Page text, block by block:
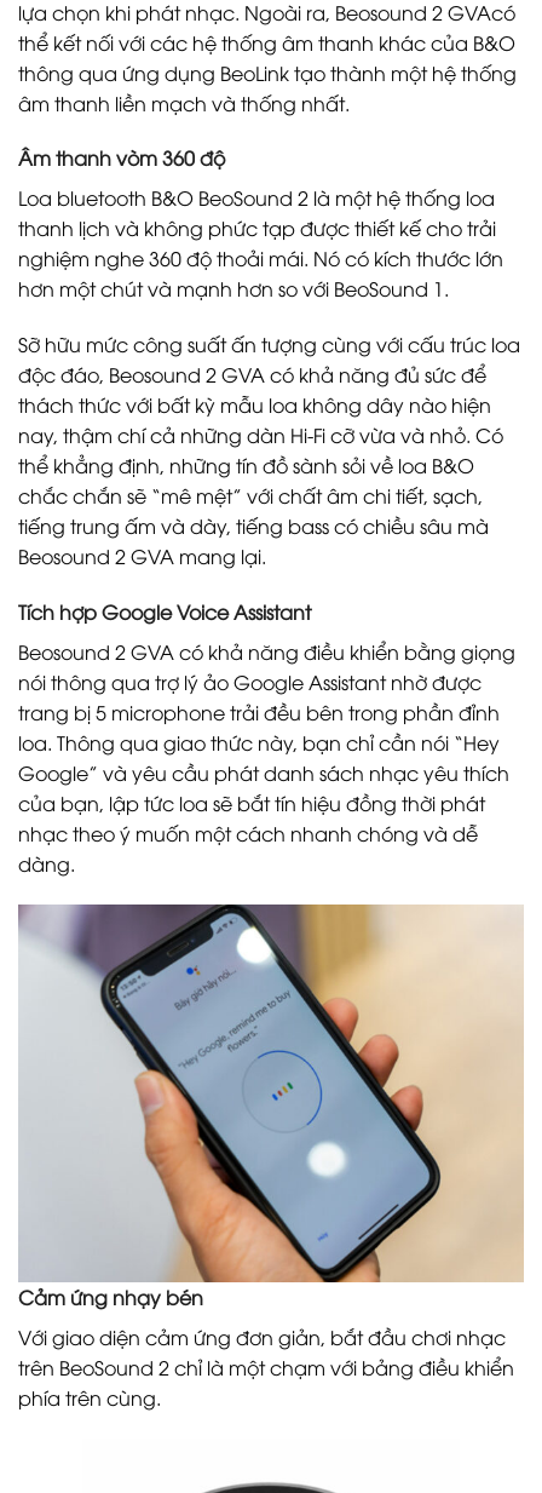
lựa chọn khi phát nhạc. Ngoài ra, Beosound 2 GVAcó
thể kết nối với các hệ thống âm thanh khác của B&O
thông qua ứng dụng BeoLink tạo thành một hệ thống
âm thanh liền mạch và thống nhất.
Âm thanh vòm 360 độ
Loa bluetooth B&O BeoSound 2 là một hệ thống loa
thanh lịch và không phức tạp được thiết kế cho trải
nghiệm nghe 360 ​​độ thoải mái. Nó có kích thước lớn
hơn một chút và mạnh hơn so với BeoSound 1.
Sỡ hữu mức công suất ấn tượng cùng với cấu trúc loa
độc đáo, Beosound 2 GVA có khả năng đủ sức để
thách thức với bất kỳ mẫu loa không dây nào hiện
nay, thậm chí cả những dàn Hi-Fi cỡ vừa và nhỏ. Có
thể khẳng định, những tín đồ sành sỏi về loa B&O
chắc chắn sẽ “mê mệt” với chất âm chi tiết, sạch,
tiếng trung ấm và dày, tiếng bass có chiều sâu mà
Beosound 2 GVA mang lại.
Tích hợp Google Voice Assistant
Beosound 2 GVA có khả năng điều khiển bằng giọng
nói thông qua trợ lý ảo Google Assistant nhờ được
trang bị 5 microphone trải đều bên trong phần đỉnh
loa. Thông qua giao thức này, bạn chỉ cần nói “Hey
Google” và yêu cầu phát danh sách nhạc yêu thích
của bạn, lập tức loa sẽ bắt tín hiệu đồng thời phát
nhạc theo ý muốn một cách nhanh chóng và dễ
dàng.
Cảm ứng nhạy bén
Với giao diện cảm ứng đơn giản, bắt đầu chơi nhạc
trên BeoSound 2 chỉ là một chạm với bảng điều khiển
phía trên cùng.